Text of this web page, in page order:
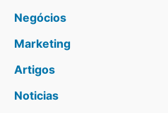
Negócios
Marketing
Artigos
Noticias